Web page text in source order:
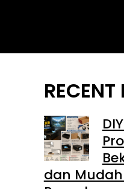
RECENT
dan